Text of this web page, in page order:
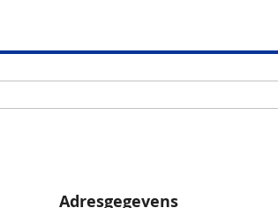
Adresgegevens